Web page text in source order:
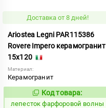
Доставка от 8 дней!
Ariostea Legni PAR115386
Rovere Impero керамогранит
15x120
Материал:
Керамогранит
873262
Код товара:
лепесток фарфоровой волны